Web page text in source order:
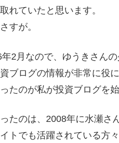
れていたと思います。
すが。
2月なので、ゆうきさん
ブログの情報が非常に役
たのが私が投資ブログを
たのは、2008年に水瀬さ
トでも活躍されている方